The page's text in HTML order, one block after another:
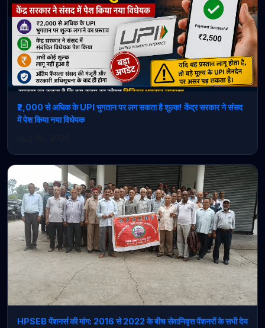
₹2,000 से अधिक के UPI भुगतान पर लग सकता है शुल्क! केंद्र सरकार ने संसद
में पेश किया नया विधेयक
HPSEB पेंशनर्स की मांग: 2016 से 2022 के बीच सेवानिवृत्त पेंशनरों के सभी देय